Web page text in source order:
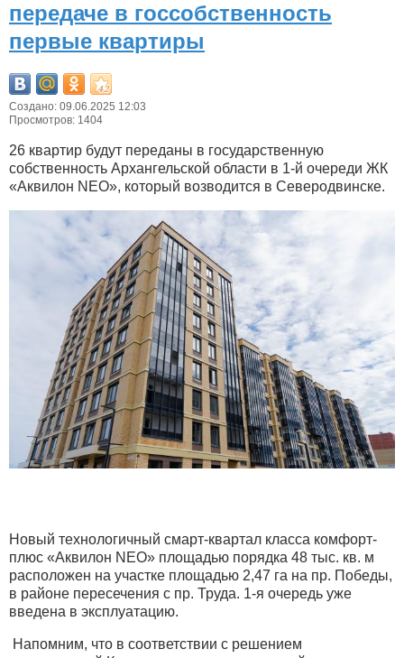
передаче в госсобственность
первые квартиры
Создано: 09.06.2025 12:03
Просмотров: 1404
26 квартир будут переданы в государственную
собственность Архангельской области в 1-й очереди ЖК
«Аквилон NEO», который возводится в Северодвинске.
Новый технологичный смарт-квартал класса комфорт-
плюс «Аквилон NEO» площадью порядка 48 тыс. кв. м
расположен на участке площадью 2,47 га на пр. Победы,
в районе пересечения с пр. Труда. 1-я очередь уже
введена в эксплуатацию.
Напомним, что в соответствии с решением